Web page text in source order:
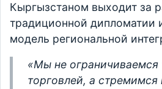
Кыргызстаном выходит за
традиционной дипломатии
модель региональной
«Мы не ограничиваемся
торговлей, а стремимся